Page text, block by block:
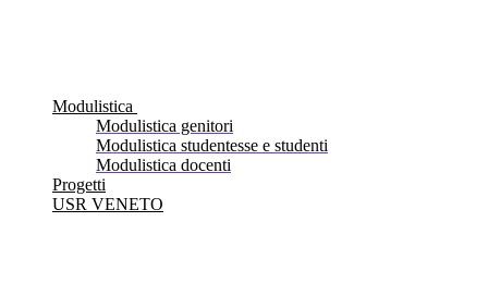
Modulistica
Modulistica genitori
Modulistica studentesse e studenti
Modulistica docenti
Progetti
USR VENETO